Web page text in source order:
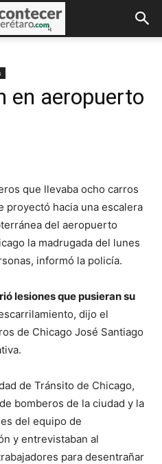
en aeropuerto
que llevaba ocho carros
proyectó hacia una escalera
del aeropuerto
la madrugada del lunes
informó la policía.
lesiones que pusieran su
dijo el
de Chicago José Santiago
de Tránsito de Chicago,
bomberos de la ciudad y la
del equipo de
y entrevistaban al
para desentrañar